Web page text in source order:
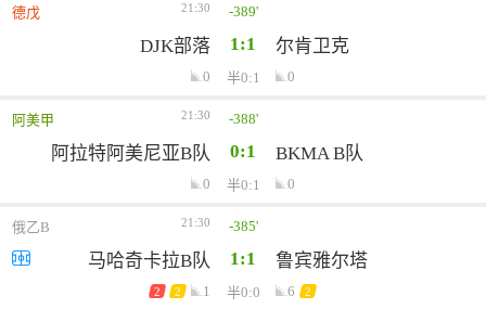
德戊 21:30 -389'
DJK部落 1:1 尔肯卫克
0 半0:1 0
阿美甲 21:30 -388'
阿拉特阿美尼亚B队 0:1 BKMA B队
0 半0:1 0
俄乙B 21:30 -385'
马哈奇卡拉B队 1:1 鲁宾雅尔塔
2 2 1 半0:0 6 2